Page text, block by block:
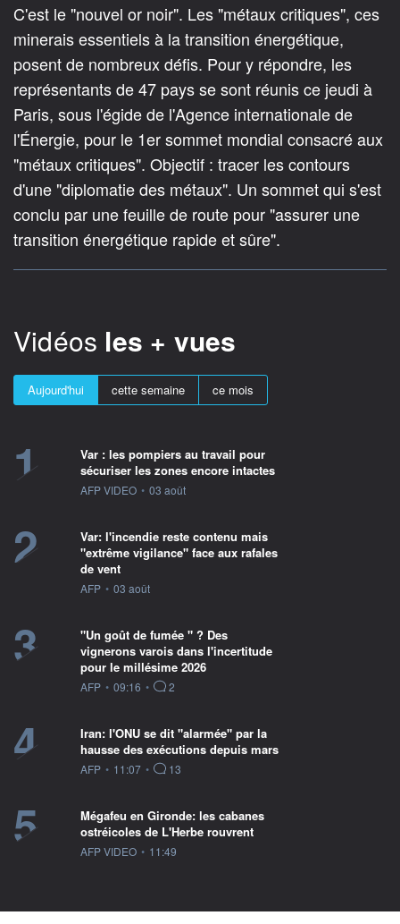
C'est le "nouvel or noir". Les "métaux critiques", ces
minerais essentiels à la transition énergétique,
posent de nombreux défis. Pour y répondre, les
représentants de 47 pays se sont réunis ce jeudi à
Paris, sous l'égide de l'Agence internationale de
l'Énergie, pour le 1er sommet mondial consacré aux
"métaux critiques". Objectif : tracer les contours
d'une "diplomatie des métaux". Un sommet qui s'est
conclu par une feuille de route pour "assurer une
transition énergétique rapide et sûre".
Vidéos les + vues
Aujourd'hui cette semaine ce mois
1
Var : les pompiers au travail pour
sécuriser les zones encore intactes
information fournie par
AFP VIDEO • 03 août
2
Var: l'incendie reste contenu mais
"extrême vigilance" face aux rafales
de vent
information fournie par
AFP • 03 août
3
"Un goût de fumée " ? Des
vignerons varois dans l'incertitude
pour le millésime 2026
information fournie par
AFP • 09:16 • 2
4
Iran: l'ONU se dit "alarmée" par la
hausse des exécutions depuis mars
information fournie par
AFP • 11:07 • 13
5
Mégafeu en Gironde: les cabanes
ostréicoles de L'Herbe rouvrent
information fournie par
AFP VIDEO • 11:49